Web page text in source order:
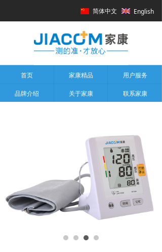
首页 家康精品 用户服务
品牌介绍 关于家康 联系家康
简体中文 English